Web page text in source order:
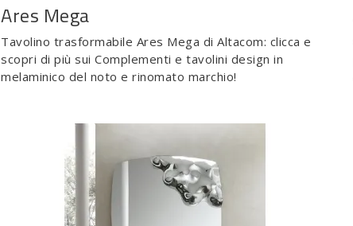
Ares Mega
Tavolino trasformabile Ares Mega di Altacom: clicca e
scopri di più sui Complementi e tavolini design in
melaminico del noto e rinomato marchio!